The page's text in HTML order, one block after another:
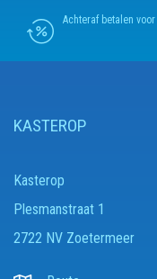
Achteraf betalen
KASTEROP
Kasterop
Plesmanstraat 1
2722 NV Zoetermeer